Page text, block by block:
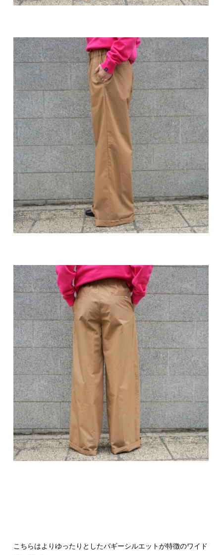
こちらはよりゆったりとしたバギーシルエットが特徴のワイド